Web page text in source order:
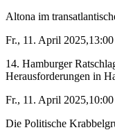
Altona im
Fr., 11. April
14. Hamburger
Herausforderungen in
Fr., 11. April
Die Politische